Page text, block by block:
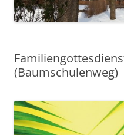
(Baumschulenweg)